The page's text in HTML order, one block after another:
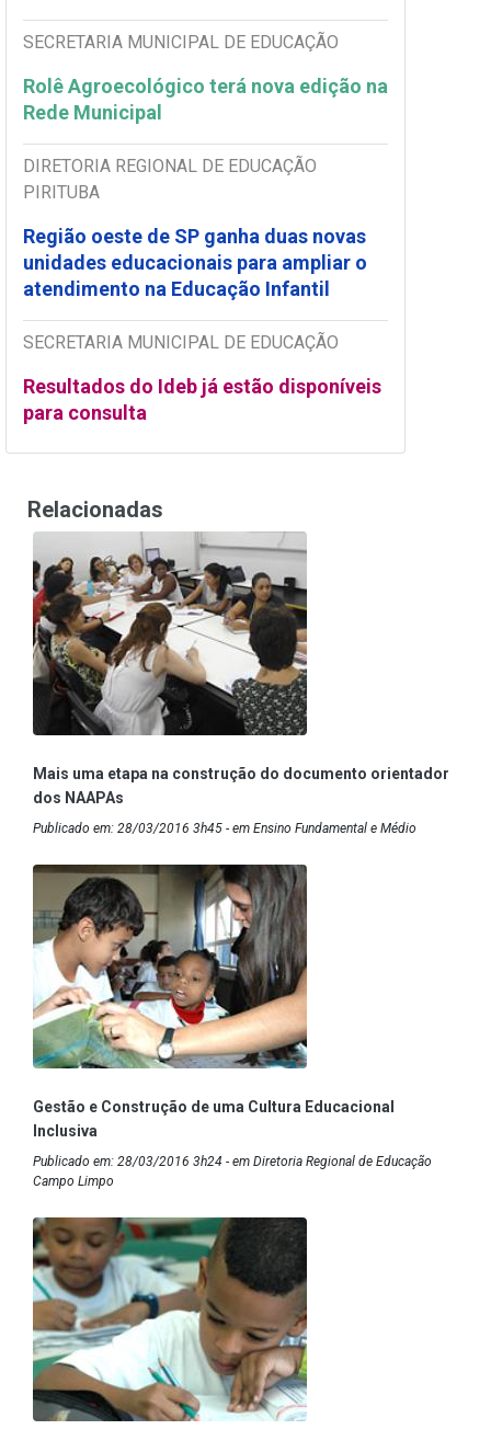
SECRETARIA MUNICIPAL DE EDUCAÇÃO
Rolê Agroecológico terá nova edição na
Rede Municipal
DIRETORIA REGIONAL DE EDUCAÇÃO
PIRITUBA
Região oeste de SP ganha duas novas
unidades educacionais para ampliar o
atendimento na Educação Infantil
SECRETARIA MUNICIPAL DE EDUCAÇÃO
Resultados do Ideb já estão disponíveis
para consulta
Relacionadas
Mais uma etapa na construção do documento orientador
dos NAAPAs
Publicado em: 28/03/2016 3h45 - em Ensino Fundamental e Médio
Gestão e Construção de uma Cultura Educacional
Inclusiva
Publicado em: 28/03/2016 3h24 - em Diretoria Regional de Educação
Campo Limpo